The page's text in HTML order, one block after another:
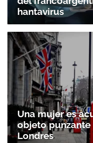
hantavirus
Una mujer es
objeto
Londres